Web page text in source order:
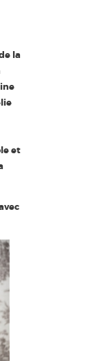
la
et